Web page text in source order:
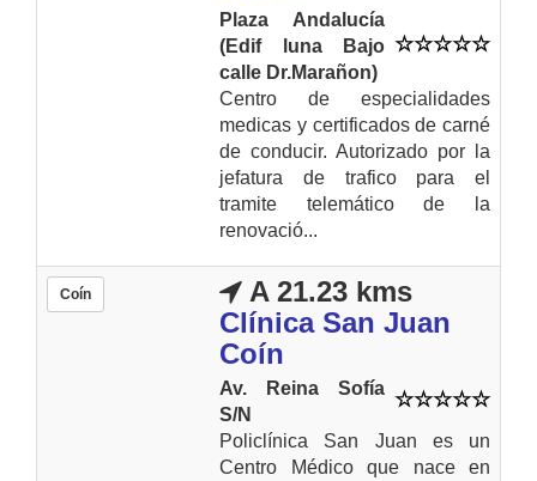
Plaza Andalucía
(Edif luna Bajo
calle Dr.Marañon)
Centro de especialidades
medicas y certificados de carné
de conducir. Autorizado por la
jefatura de trafico para el
tramite telemático de la
renovació...
Coín
A 21.23 kms
Clínica San Juan
Coín
Av. Reina Sofía
S/N
Policlínica San Juan es un
Centro Médico que nace en